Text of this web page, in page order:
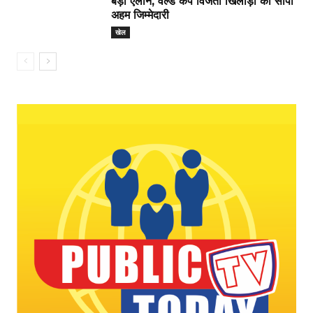
अहम जिम्मेदारी
खेल